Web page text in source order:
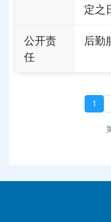
定之
公开责
任
后勤
1